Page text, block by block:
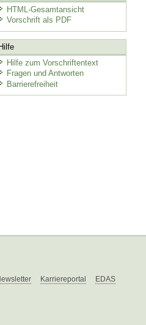
HTML-Gesamtansicht
Vorschrift als PDF
Hilfe
Hilfe zum Vorschriftentext
Fragen und Antworten
Barrierefreiheit
Karriereportal EDAS